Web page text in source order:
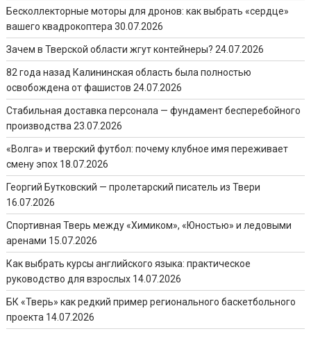
Бесколлекторные моторы для дронов: как выбрать «сердце»
вашего квадрокоптера 30.07.2026
Зачем в Тверской области жгут контейнеры? 24.07.2026
82 года назад Калининская область была полностью
освобождена от фашистов 24.07.2026
Стабильная доставка персонала — фундамент бесперебойного
производства 23.07.2026
«Волга» и тверский футбол: почему клубное имя переживает
смену эпох 18.07.2026
Георгий Бутковский — пролетарский писатель из Твери
16.07.2026
Спортивная Тверь между «Химиком», «Юностью» и ледовыми
аренами 15.07.2026
Как выбрать курсы английского языка: практическое
руководство для взрослых 14.07.2026
БК «Тверь» как редкий пример регионального баскетбольного
проекта 14.07.2026